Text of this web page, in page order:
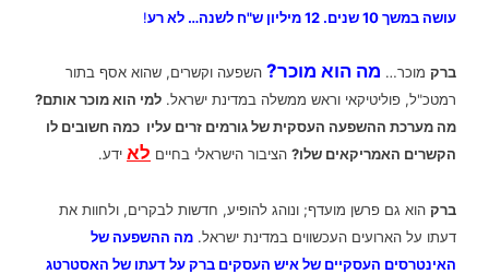
עושה במשך 10 שנים. 12 מיליון ש"ח לשנה… לא רע
!
ברק מוכר… מה הוא מוכר? השפעה וקשרים, שהוא אסף בתור
רמטכ"ל, פוליטיקאי וראש ממשלה במדינת ישראל. למי הוא מוכר אותם?
מה מערכת ההשפעה העסקית של גורמים זרים עליו כמה חשובים לו
הקשרים האמריקאים שלו? הציבור הישראלי בחיים לא ידע.
ברק הוא גם פרשן מועדף; ונוהג להופיע, חדשות לבקרים, ולחוות את
דעתו על הארועים העכשווים במדינת ישראל. מה ההשפעה של
האינטרסים העסקיים של איש העסקים ברק על דעתו של האסטרטג